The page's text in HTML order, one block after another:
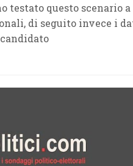
testato questo scenario a
di seguito invece i